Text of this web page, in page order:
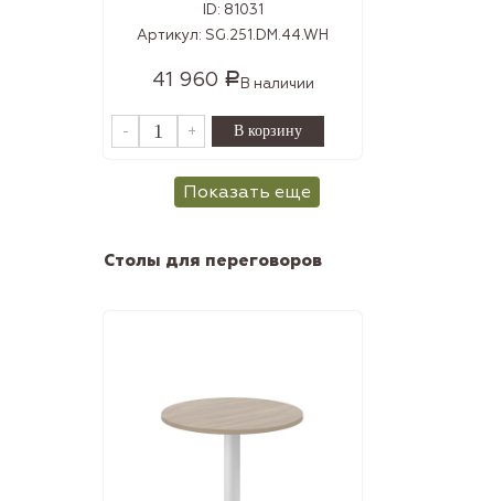
ID: 81031
Артикул: SG.251.DM.44.WH
41 960 РВ наличии
- +
Показать еще
Столы для переговоров